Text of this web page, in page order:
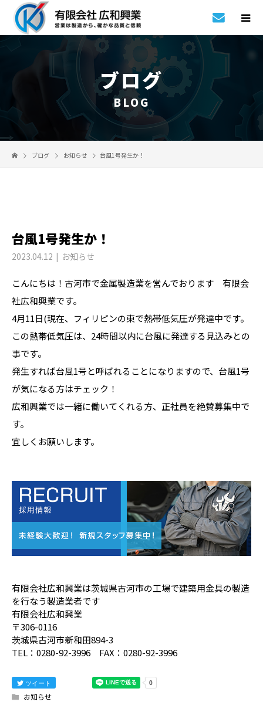
ブログ
BLOG
ブログ お知らせ 台風1号発生か！
台風1号発生か！
2023.04.12 お知らせ
こんにちは！古河市で金属製造業を営んでおります 有限会
社広和興業です。
4月11日(現在、フィリピンの東で熱帯低気圧が発達中です。
この熱帯低気圧は、24時間以内に台風に発達する見込みとの
事です。
発生すれば台風1号と呼ばれることになりますので、台風1号
が気になる方はチェック！
広和興業では一緒に働いてくれる方、正社員を絶賛募集中で
す。
宜しくお願いします。
有限会社広和興業は茨城県古河市の工場で建築用金具の製造
を行なう製造業者です
有限会社広和興業
〒306-0116
茨城県古河市新和田894-3
TEL：0280-92-3996 FAX：0280-92-3996
ツイート
お知らせ